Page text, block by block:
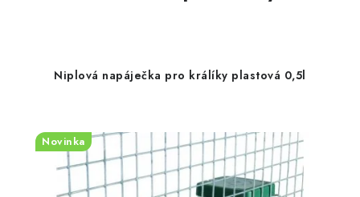
Niplová napáječka pro králíky plastová 0,5l
Novinka